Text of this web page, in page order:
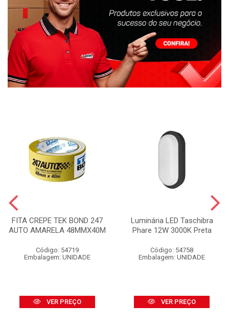
FITA CREPE TEK BOND 247
AUTO AMARELA 48MMX40M
Código: 54719
Embalagem: UNIDADE
VER PREÇO
Luminária LED Taschibra
Phare 12W 3000K Preta
Código: 54758
Embalagem: UNIDADE
VER PREÇO